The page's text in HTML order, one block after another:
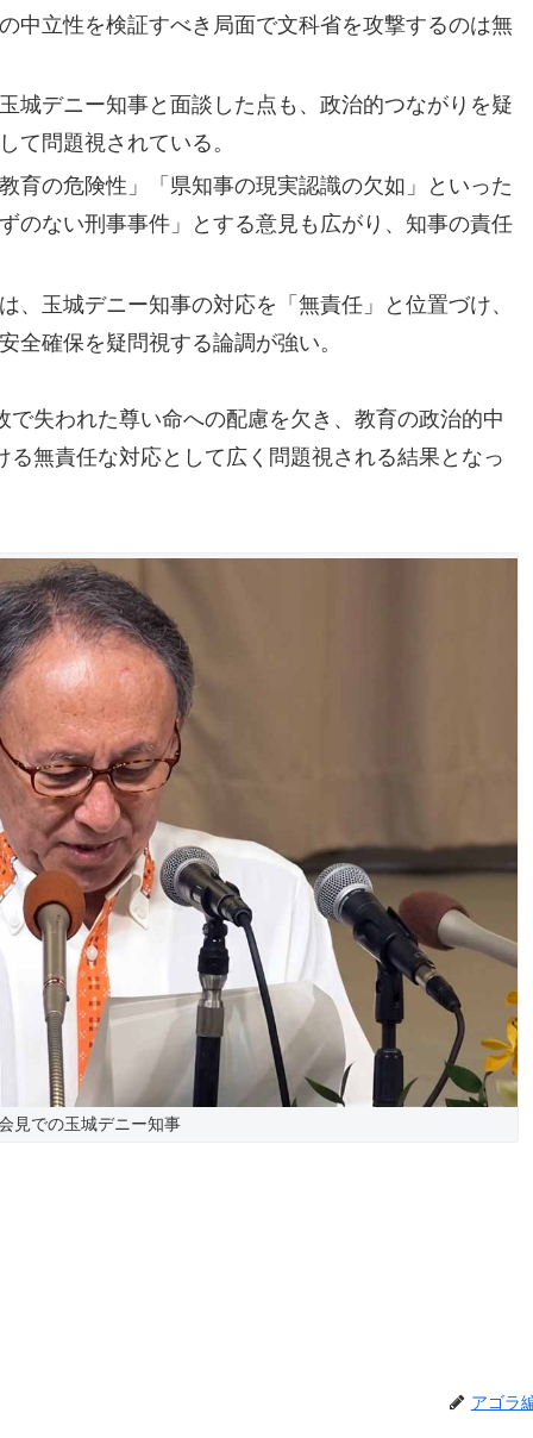
中立性を検証すべき局面で文科省を攻撃するのは無
城デニー知事と面談した点も、政治的つながりを疑
て問題視されている。
育の危険性」「県知事の現実認識の欠如」といった
のない刑事事件」とする意見も広がり、知事の責任
、玉城デニー知事の対応を「無責任」と位置づけ、
全確保を疑問視する論調が強い。
失われた尊い命への配慮を欠き、教育の政治的中
無責任な対応として広く問題視される結果となっ
見での玉城デニー知事
アゴラ